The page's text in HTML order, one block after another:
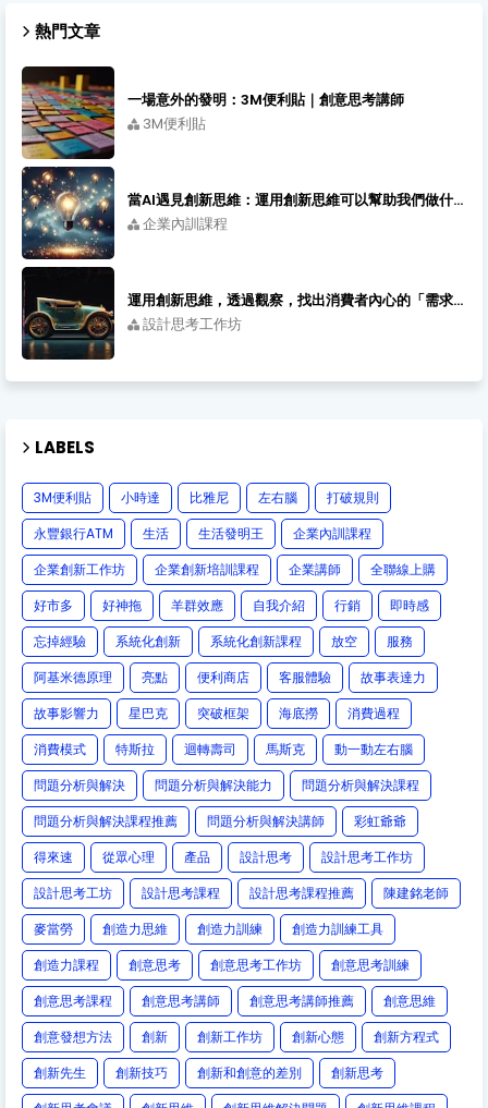
熱門文章
一場意外的發明：3M便利貼｜創意思考講師
3M便利貼
當AI遇見創新思維：運用創新思維可以幫助我們做什麼｜創新先生的創新課程
企業內訓課程
運用創新思維，透過觀察，找出消費者內心的「需求感受」｜創新講師
設計思考工作坊
LABELS
3M便利貼 小時達 比雅尼 左右腦
打破規則
永豐銀行ATM
生活 生活發明王
企業內訓課程
企業創新工作坊
企業創新培訓課程 企業講師
全聯線上購
好市多
好神拖 羊群效應 自我介紹 行銷
即時感
忘掉經驗
系統化創新 系統化創新課程 放空
服務
阿基米德原理
亮點 便利商店 客服體驗
故事表達力
故事影響力
星巴克 突破框架 海底撈
消費過程
消費模式
特斯拉 迴轉壽司 馬斯克
動一動左右腦
問題分析與解決
問題分析與解決能力
問題分析與解決課程
問題分析與解決課程推薦
問題分析與解決講師
彩虹爺爺
得來速
從眾心理 產品 設計思考
設計思考工作坊
設計思考工坊
設計思考課程 設計思考課程推薦
陳建銘老師
麥當勞
創造力思維 創造力訓練
創造力訓練工具
創造力課程
創意思考 創意思考工作坊
創意思考訓練
創意思考課程
創意思考講師 創意思考講師推薦
創意思維
創意發想方法
創新 創新工作坊 創新心態
創新方程式
創新先生
創新技巧 創新和創意的差別
創新思考